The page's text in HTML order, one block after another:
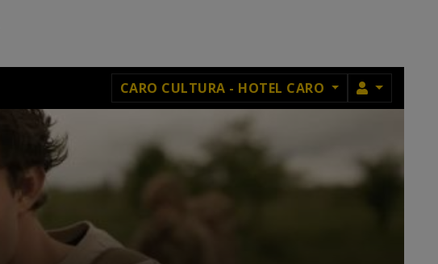
CARO CULTURA - HOTEL CARO MEMBRU